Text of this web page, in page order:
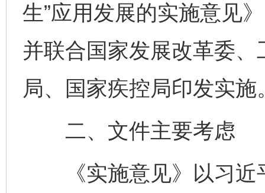
生”应用发展的实施意见
并联合国家发展改革委
局、国家疾控局印发实施
二、文件主要考虑
《实施意见》以习近